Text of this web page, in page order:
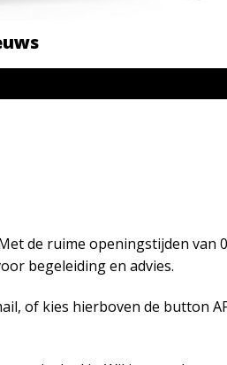
de ruime openingstijden
begeleiding en advies.
of kies hierboven de button